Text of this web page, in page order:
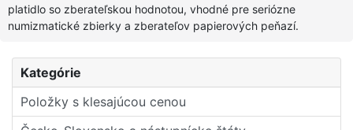
Kategórie
Položky s klesajúcou cenou
platidlo so zberateľskou hodnotou, vhodné pre seriózne
numizmatické zbierky a zberateľov papierových peňazí.